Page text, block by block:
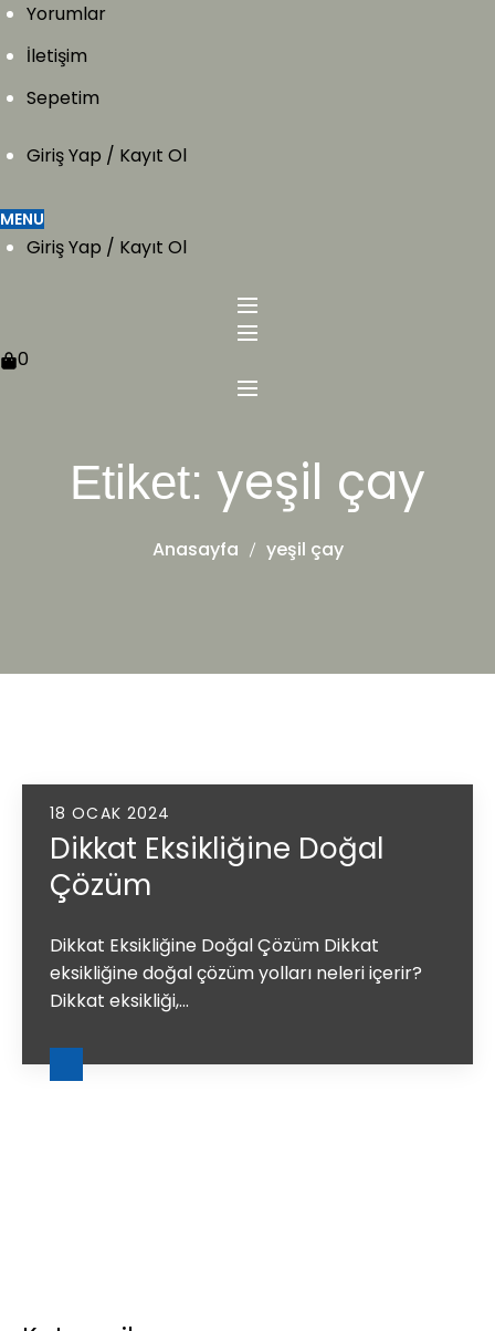
Yorumlar
İletişim
Sepetim
Giriş Yap / Kayıt Ol
MENU
Giriş Yap / Kayıt Ol
0
Etiket: yeşil çay
Anasayfa yeşil çay
18 OCAK 2024
Dikkat Eksikliğine Doğal
Çözüm
Dikkat Eksikliğine Doğal Çözüm Dikkat
eksikliğine doğal çözüm yolları neleri içerir?
Dikkat eksikliği,...